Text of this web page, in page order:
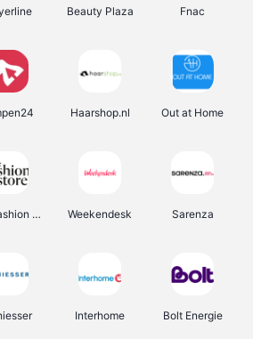
Beauty Plaza Fnac
Haarshop.nl Out at Home
The Fashion Store Weekendesk Sarenza
Interhome Bolt Energie